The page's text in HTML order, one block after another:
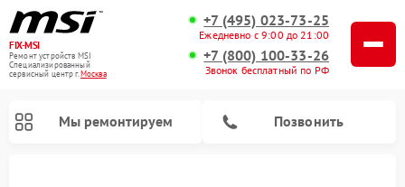
FIX-MSI
Ремонт устройств MSI
Специализированный
cервисный центр г.Москва
+7 (495) 023-73-25
Ежедневно с 9:00 до 21:00
+7 (800) 100-33-26
Звонок бесплатный по РФ
Мы ремонтируем Позвонить